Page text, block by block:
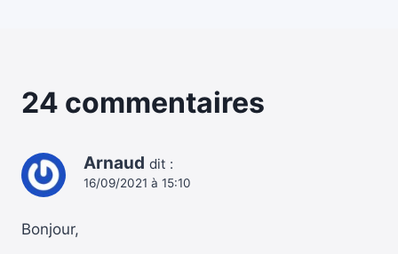
24 commentaires
Arnaud dit :
16/09/2021 à 15:10
Bonjour,